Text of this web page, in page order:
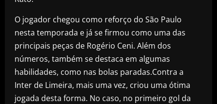
O jogador chegou como reforço do São Paulo
nesta temporada e já se firmou como uma das
principais peças de Rogério Ceni. Além dos
números, também se destaca em algumas
habilidades, como nas bolas paradas.Contra a
Inter de Limeira, mais uma vez, criou uma ótima
jogada desta forma. No caso, no primeiro gol da